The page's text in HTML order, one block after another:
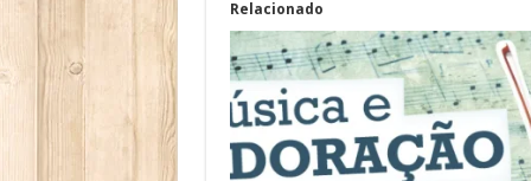
Relacionado